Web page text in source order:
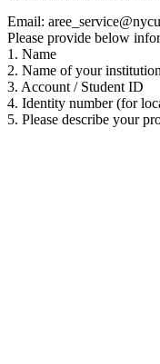
Email:
Please provide below
1. Name
2. Name of your
3. Account / Student ID
4. Identity number (for
5. Please describe your